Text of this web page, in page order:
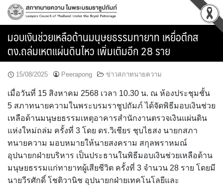
Skip
มอบเงินช่วยเหลือด้านมนุษยธรรมทายาท เหยื่อตึกส
ตง.ถล่มเหตแผ่นดินไหว เพิ่มเติมอีก 28 ราย
15/08/2025 Peerapong ข่าวสภาทนายความ
เมื่อวันที่ 15 สิงหาคม 2568 เวลา 10.30 น. ณ ห้องประชุมชั้น
5 สภาทนายความในพระบรมราชูปถัมภ์ ได้จัดพิธีมอบเงินช่วย
เหลือด้านมนุษยธรรมเหตุอาคารสำนักงานตรวจเงินแผ่นดิน
แห่งใหม่ถล่ม ครั้งที่ 3 โดย ดร.วิเชียร ชุบไธสง นายกสภา
ทนายความ มอบหมายให้นายสงคราม สกุลพราหมณ์
อุปนายกฝ่ายบริหาร เป็นประธานในพิธีมอบเงินช่วยเหลือด้าน
มนุษยธรรมแก่ทายาทผู้เสียชีวิต ครั้งที่ 3 จำนวน 28 ราย โดยมี
นายวีรศักดิ์ โชติวานิช อุปนายกฝ่ายเทคโนโลยีและ